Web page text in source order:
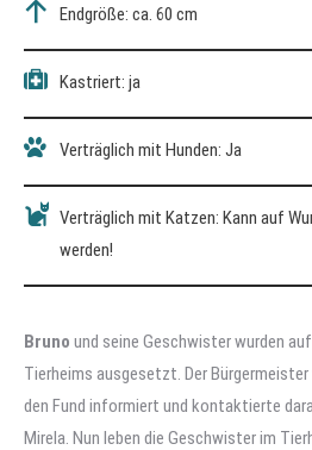
Endgröße: ca. 60 cm
Kastriert: ja
Verträglich mit Hunden: Ja
Verträglich mit Katzen: Kann auf
werden!
Bruno und seine Geschwister wurden
Tierheims ausgesetzt. Der
den Fund informiert und kontaktierte
Mirela. Nun leben die Geschwister im